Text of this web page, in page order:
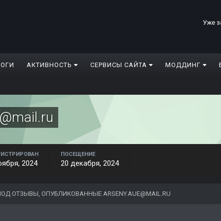
Уже
АКТИВНОСТЬ СЕРВИСЫ САЙТА МОДДИНГ
2024
ПОСЕЩЕНИЕ
20 декабря, 2024
ОТЗЫВЫ, ОПУБЛИКОВАННЫЕ ARSENY.AUE@MAIL.RU